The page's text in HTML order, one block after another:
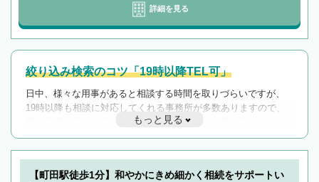
詳細を見る
絞り込み検索のコツ「19時以降TEL可」
日中、様々な用事があると相談する時間を取りづらいですが、
19時以降も相談に対応してくれる事務所が多数ありますので、
遅い時間の相談が増えそうな場合はそのような事務所に絞り込
んで検索してみましょう。
19時以降TEL可の条件
を加えて再検索
もっと見る
【町田駅徒歩1分】和やかにきめ細かく相続をサポートい